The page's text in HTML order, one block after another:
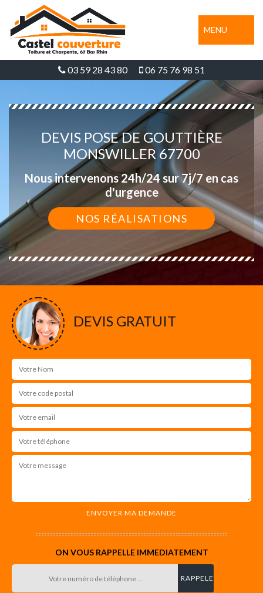
MENU
03 59 28 43 80 06 75 76 98 51
DEVIS POSE DE GOUTTIÈRE
MONSWILLER 67700
Nous intervenons 24h/24 sur 7j/7 en cas
d'urgence
NOS RÉALISATIONS
DEVIS GRATUIT
ON VOUS RAPPELLE IMMEDIATEMENT